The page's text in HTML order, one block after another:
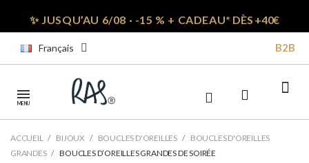
✨ JUSQU’AU 6/08 · -15 % + CADEAU* DÈS +40€
Français B2B
MENU
ACCUEIL BIJOUX BOUCLES D'OREILLES
BOUCLES D'OREILLES
GRANDES
BOUCLES D’OREILLES GRANDES DE SOIRÉE